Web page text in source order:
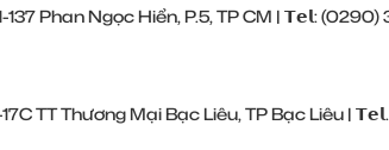
Phan Ngọc Hiển, P.5, TP CM | 𝗧𝗲𝗹: (0290)
TT Thương Mại Bạc Liêu, TP Bạc Liêu |